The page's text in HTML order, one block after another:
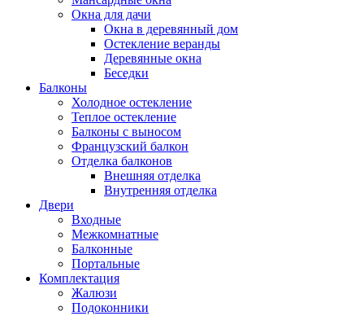
Окна для дачи
Окна в деревянный дом
Остекление веранды
Деревянные окна
Беседки
Балконы
Холодное остекление
Теплое остекление
Балконы с выносом
Французский балкон
Отделка балконов
Внешняя отделка
Внутренняя отделка
Двери
Входные
Межкомнатные
Балконные
Портальные
Комплектация
Жалюзи
Подоконники